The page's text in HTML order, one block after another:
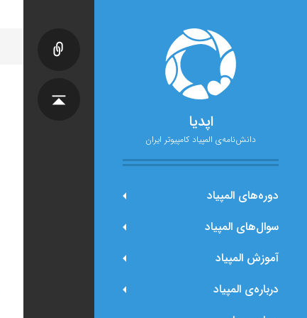
اپدیا
دانش‌نامه‌ی المپیاد کامپیوتر ایران
دوره‌های المپیاد
سوال‌های المپیاد
آموزش المپیاد
درباره‌ی المپیاد